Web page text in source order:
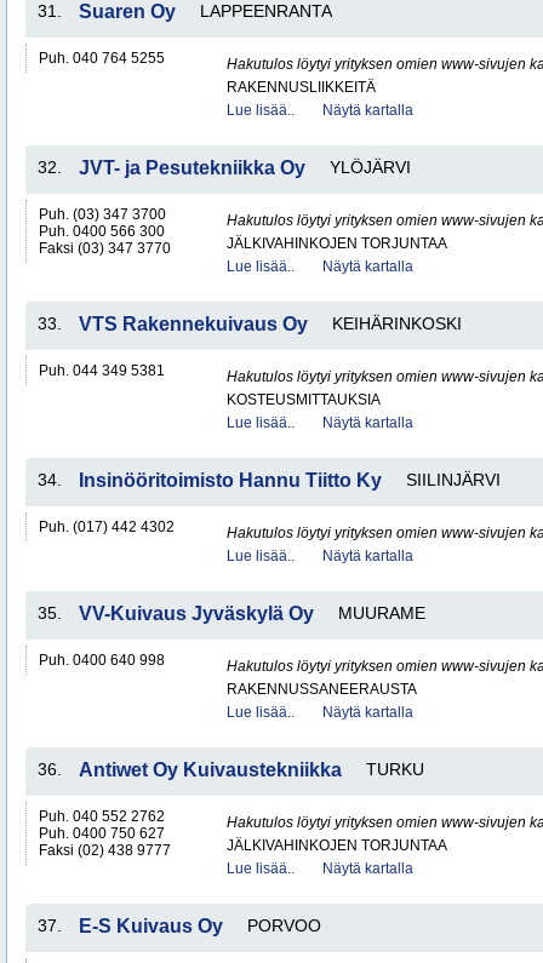
31. Suaren Oy LAPPEENRANTA
Puh. 040 764 5255
Hakutulos löytyi yrityksen omien www-sivujen
RAKENNUSLIIKKEITÄ
Lue lisää..
Näytä kartalla
32. JVT- ja Pesutekniikka Oy YLÖJÄRVI
Puh. (03) 347 3700
Puh. 0400 566 300
Faksi (03) 347 3770
Hakutulos löytyi yrityksen omien www-sivujen
JÄLKIVAHINKOJEN TORJUNTAA
Lue lisää..
Näytä kartalla
33. VTS Rakennekuivaus Oy KEIHÄRINKOSKI
Puh. 044 349 5381
Hakutulos löytyi yrityksen omien www-sivujen
KOSTEUSMITTAUKSIA
Lue lisää..
Näytä kartalla
34. Insinööritoimisto Hannu Tiitto Ky SIILINJÄRVI
Puh. (017) 442 4302
Hakutulos löytyi yrityksen omien www-sivujen
Lue lisää..
Näytä kartalla
35. VV-Kuivaus Jyväskylä Oy MUURAME
Puh. 0400 640 998
Hakutulos löytyi yrityksen omien www-sivujen
RAKENNUSSANEERAUSTA
Lue lisää..
Näytä kartalla
36. Antiwet Oy Kuivaustekniikka TURKU
Puh. 040 552 2762
Puh. 0400 750 627
Faksi (02) 438 9777
Hakutulos löytyi yrityksen omien www-sivujen
JÄLKIVAHINKOJEN TORJUNTAA
Lue lisää..
Näytä kartalla
37. E-S Kuivaus Oy PORVOO